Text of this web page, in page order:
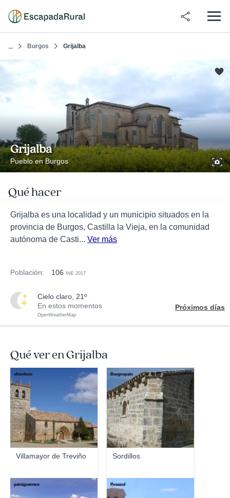
... Burgos Grijalba
Grijalba
Pueblo en Burgos
Qué hacer
Grijalba es una localidad y un municipio situados en la
provincia de Burgos, Castilla la Vieja, en la comunidad
autónoma de Casti... Ver más
Población: 106 INE 2017
cielo claro, 21º
En estos momentos
OpenWeatherMap
Próximos días
Qué ver en Grijalba
Villamayor de Treviño
chivoloco
Sordillos
Burgospain
patxiguerrero Pusazul